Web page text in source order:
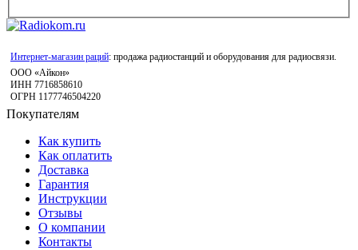
Интернет-магазин раций: продажа радиостанций и оборудования для радиосвязи.
ООО «Айкон»
ИНН 7716858610
ОГРН 1177746504220
Покупателям
Как купить
Как оплатить
Доставка
Гарантия
Инструкции
Отзывы
О компании
Контакты